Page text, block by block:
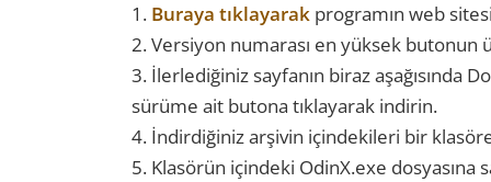
1. Buraya tıklayarakprogramın web
2. Versiyon numarası en yüksek butonun
3. İlerlediğiniz sayfanın biraz aşağısında
sürüme ait butona tıklayarak indirin.
4. İndirdiğiniz arşivin içindekileri bir
5. Klasörün içindeki OdinX.exe dosyasına